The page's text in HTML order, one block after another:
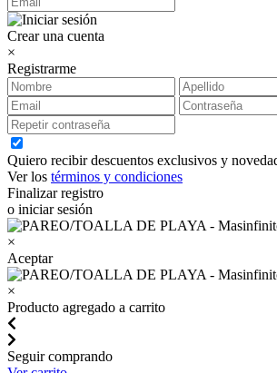
Crear una cuenta
×
Registrarme
Quiero recibir descuentos exclusivos y
Ver los términos y condiciones
Finalizar registro
o iniciar sesión
×
Aceptar
×
Producto agregado a carrito
Seguir comprando